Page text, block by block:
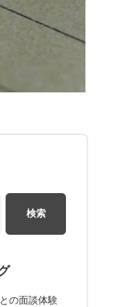
の面談体験